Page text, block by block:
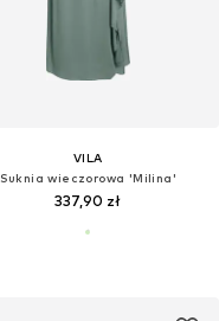
VILA
Suknia wieczorowa 'Milina'
337,90 zł